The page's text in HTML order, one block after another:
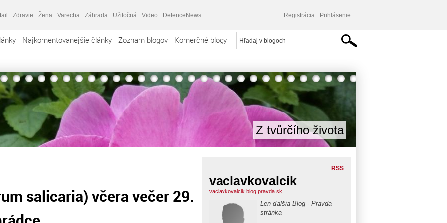
Zdravie Žena Varecha Záhrada Užitočná Video DefenceNews Registrácia Prihlásenie
Najkomentovanejšie články Zoznam blogov Komerčné blogy
Z tvůrčího života
salicaria) včera večer 29.
RSS
vaclavkovalcik
vaclavkovalcik.blog.pravda.sk
Len ďalšia Blog - Pravda
stránka